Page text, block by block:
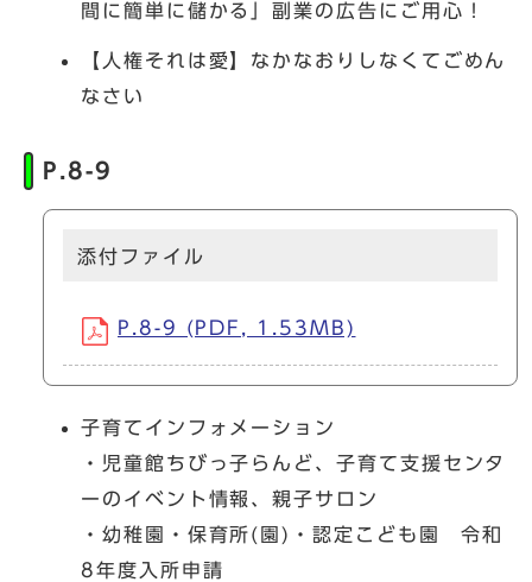
間に簡単に儲かる」副業の広告にご用心！
【人権それは愛】なかなおりしなくてごめん
なさい
P.8-9
添付ファイル
P.8-9 (PDF, 1.53MB)
子育てインフォメーション
・児童館ちびっ子らんど、子育て支援センタ
ーのイベント情報、親子サロン
・幼稚園・保育所(園)・認定こども園 令和
8年度入所申請